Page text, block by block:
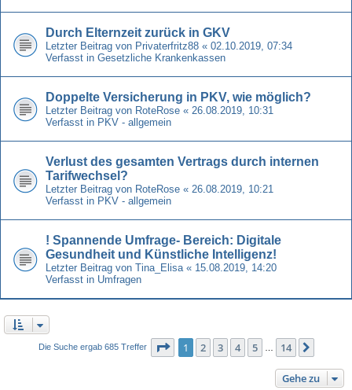
Durch Elternzeit zurück in GKV
Letzter Beitrag von Privaterfritz88 « 02.10.2019, 07:34
Verfasst in Gesetzliche Krankenkassen
Doppelte Versicherung in PKV, wie möglich?
Letzter Beitrag von RoteRose « 26.08.2019, 10:31
Verfasst in PKV - allgemein
Verlust des gesamten Vertrags durch internen
Tarifwechsel?
Letzter Beitrag von RoteRose « 26.08.2019, 10:21
Verfasst in PKV - allgemein
! Spannende Umfrage- Bereich: Digitale
Gesundheit und Künstliche Intelligenz!
Letzter Beitrag von Tina_Elisa « 15.08.2019, 14:20
Verfasst in Umfragen
Die Suche ergab 685 Treffer Seite 1von 14
1 2 3 4 5 14
Gehe zu